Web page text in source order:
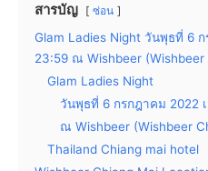
สารบัญ ซ่อน
Glam Ladies Night วันพุธที่ 6
23:59 ณ Wishbeer (Wishbeer
Glam Ladies Night
วันพุธที่ 6 กรกฎาคม 2022
ณ Wishbeer (Wishbeer
Thailand Chiang mai hotel